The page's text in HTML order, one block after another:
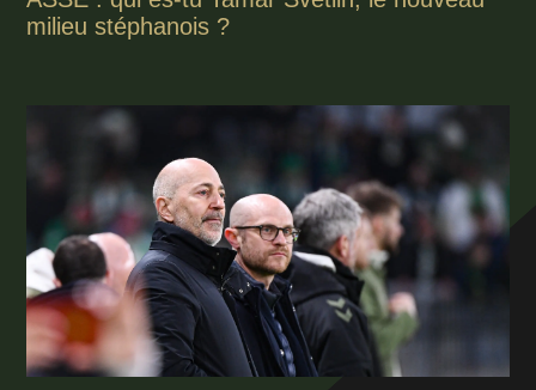
milieu stéphanois ?